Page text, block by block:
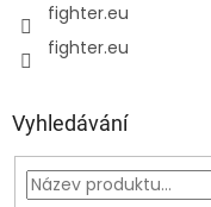
fighter.eu
fighter.eu
Vyhledávání